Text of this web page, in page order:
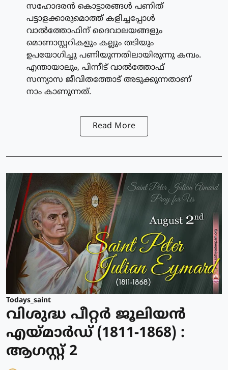
സഹോദരന്‍ കൊട്ടാരങ്ങള്‍ പണിത്
പട്ടാളക്കാരുമൊത്ത് കളിച്ചപ്പോള്‍
വാല്‍ത്തോഫിന് ദൈവാലയങ്ങളും
മൊണാസ്റ്ററികളും കല്ലും തടിയും
ഉപയോഗിച്ചു പണിയുന്നതിലായിരുന്നു കമ്പം.
എന്തായാലും, പിന്നീട് വാല്‍ത്തോഫ്
സന്ന്യാസ ജീവിതത്തോട് അടുക്കുന്നതാണ്
നാം കാണുന്നത്.
Read More
Todays_saint
വിശുദ്ധ പീറ്റര്‍ ജൂലിയന്‍
എയ്മാര്‍ഡ് (1811-1868) :
ആഗസ്റ്റ് 2